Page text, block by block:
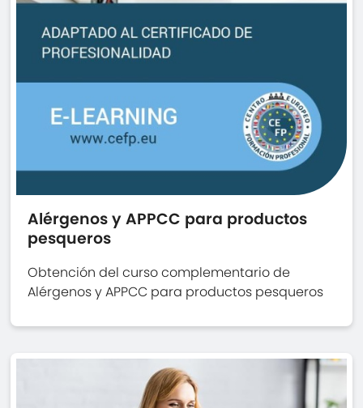
Alérgenos y APPCC para productos
pesqueros
Obtención del curso complementario de
Alérgenos y APPCC para productos pesqueros